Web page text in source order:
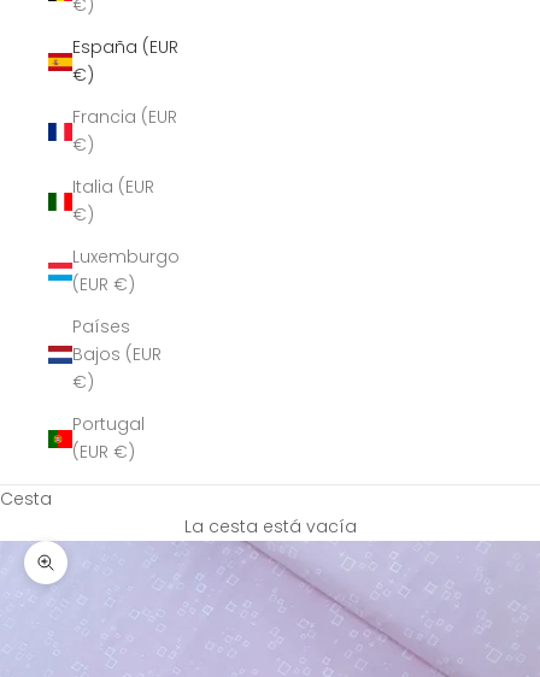
€)
España (EUR
€)
Francia (EUR
€)
Italia (EUR
€)
Luxemburgo
(EUR €)
Países
Bajos (EUR
€)
Portugal
(EUR €)
Cesta
La cesta está vacía
Zoom